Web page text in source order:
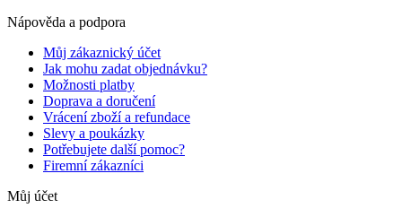
Nápověda a podpora
Můj zákaznický účet
Jak mohu zadat objednávku?
Možnosti platby
Doprava a doručení
Vrácení zboží a refundace
Slevy a poukázky
Potřebujete další pomoc?
Firemní zákazníci
Můj účet